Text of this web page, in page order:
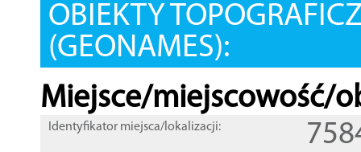
OBIEKTY
(GEONAMES):
Miejsce/miejscowość/
Identyfikator miejsca/lokalizacji: